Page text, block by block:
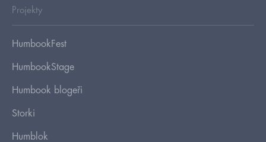
Projekty
HumbookFest
HumbookStage
Humbook blogeři
Storki
Humblok